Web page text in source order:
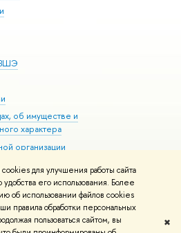
для улучшения работы сайта
его использования. Более
об использовании файлов cookies
правила обработки персональных
пользоваться сайтом, вы
✖
об имуществе и
характера
организации
здоровья